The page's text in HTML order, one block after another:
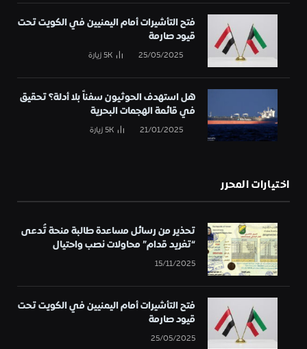
فتح التأشيرات أمام اليمنيين في الكويت تحت
قيود صارمة
25/05/2025
5Kزيارة
هل استهدف الحوثيون سفناً بلا أدلة؟ تحقيق
في قائمة الهجمات البحرية
21/01/2025
5Kزيارة
اختيارات المحرر
تحذير من رسائل مساعدة طالبة منحة تُدعى
“تغريد قدام” محاولات نصب واحتيال
15/11/2025
فتح التأشيرات أمام اليمنيين في الكويت تحت
قيود صارمة
25/05/2025